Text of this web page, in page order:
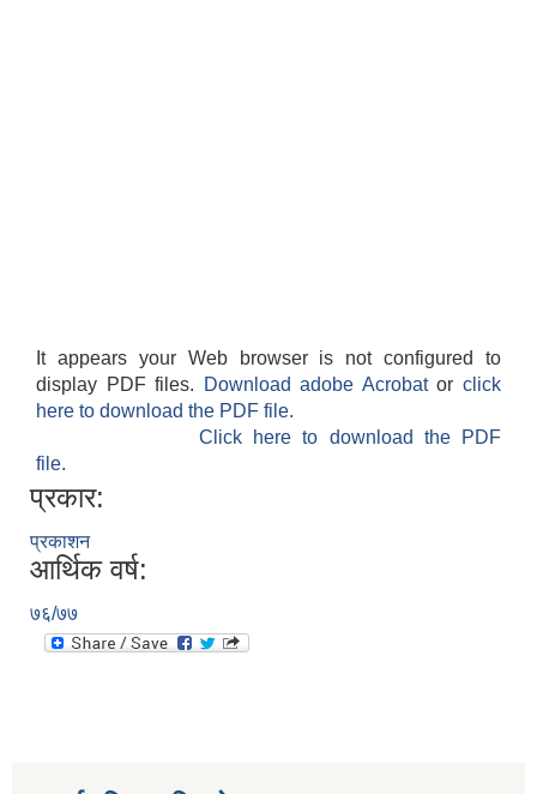
It appears your Web browser is not configured to
display PDF files.
Download adobe Acrobatorclick
here to download the PDF file.
Click here to download the PDF
file.
प्रकार:
प्रकाशन
आर्थिक वर्ष:
७६/७७